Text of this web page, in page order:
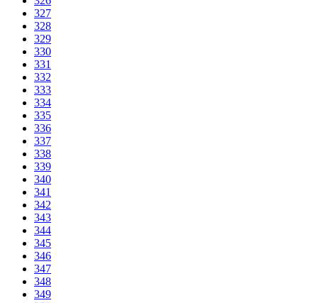
327
328
329
330
331
332
333
334
335
336
337
338
339
340
341
342
343
344
345
346
347
348
349